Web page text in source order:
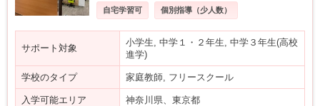
自宅学習可 個別指導（少人数）
サポート対象
小学生, 中学１・２年生, 中学３年生(高校
進学)
学校のタイプ 家庭教師, フリースクール
入学可能エリア 神奈川県、東京都